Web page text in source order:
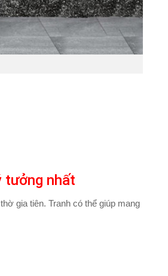
tưởng nhất
gia tiên. Tranh có thể giúp mang